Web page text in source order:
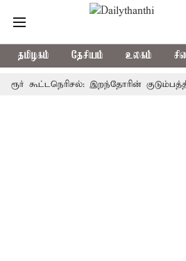
தமிழகம் தேசியம் உலகம்
இறந்தோரின்